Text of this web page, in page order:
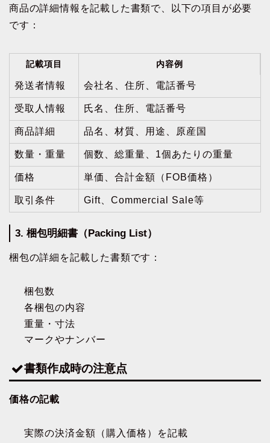
商品の詳細情報を記載した書類で、以下の項目が必要
です：
記載項目 内容例
発送者情報 会社名、住所、電話番号
受取人情報 氏名、住所、電話番号
商品詳細 品名、材質、用途、原産国
数量・重量 個数、総重量、1個あたりの重量
価格 単価、合計金額（FOB価格）
取引条件 Gift、Commercial Sale等
3. 梱包明細書（Packing List）
梱包の詳細を記載した書類です：
梱包数
各梱包の内容
重量・寸法
マークやナンバー
書類作成時の注意点
価格の記載
実際の決済金額（購入価格）を記載